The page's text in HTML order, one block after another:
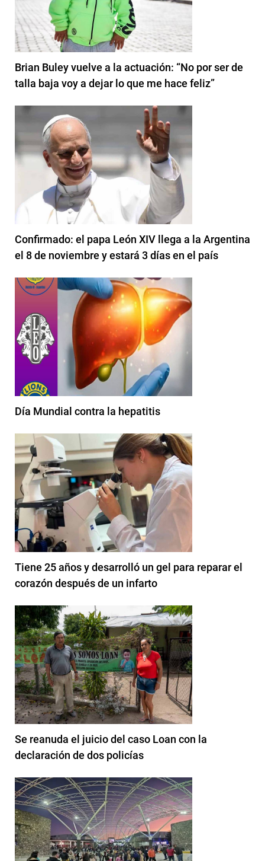
Brian Buley vuelve a la actuación: “No por ser de
talla baja voy a dejar lo que me hace feliz”
Confirmado: el papa León XIV llega a la Argentina
el 8 de noviembre y estará 3 días en el país
Día Mundial contra la hepatitis
Tiene 25 años y desarrolló un gel para reparar el
corazón después de un infarto
Se reanuda el juicio del caso Loan con la
declaración de dos policías